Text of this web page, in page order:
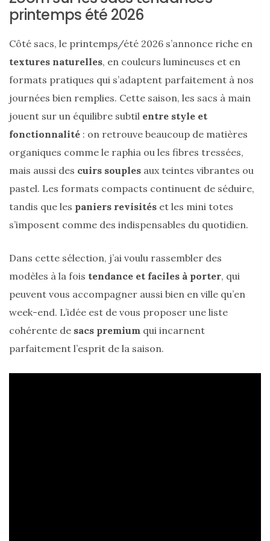
Sac
cabas
cuir
Parfois
mon
avis
sur
shopper
printemps été 2026
Côté sacs, le printemps/été 2026 s’annonce riche en
textures naturelles, en couleurs lumineuses et en
formats pratiques qui s’adaptent parfaitement à nos
journées bien remplies. Cette saison, les sacs à main
jouent sur un équilibre subtil entre style et
fonctionnalité : on retrouve beaucoup de matières
organiques comme le raphia ou les fibres tressées,
mais aussi des cuirs souples aux teintes vibrantes ou
pastel. Les formats compacts continuent de séduire,
tandis que les paniers revisités et les mini totes
s’imposent comme des indispensables du quotidien.
Dans cette sélection, j’ai voulu rassembler des
modèles à la fois tendance et faciles à porter, qui
peuvent vous accompagner aussi bien en ville qu’en
week-end. L’idée est de vous proposer une liste
cohérente de sacs premium qui incarnent
parfaitement l’esprit de la saison.